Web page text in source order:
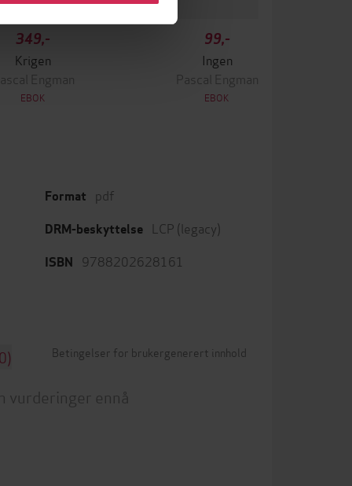
349,-
Krigen
Engman
EBOK
99,-
Ingen
Pascal Engman
EBOK
Format pdf
DRM-beskyttelse LCP (legacy)
ISBN 9788202628161
Betingelser for brukergenerert innhold
vurderinger ennå